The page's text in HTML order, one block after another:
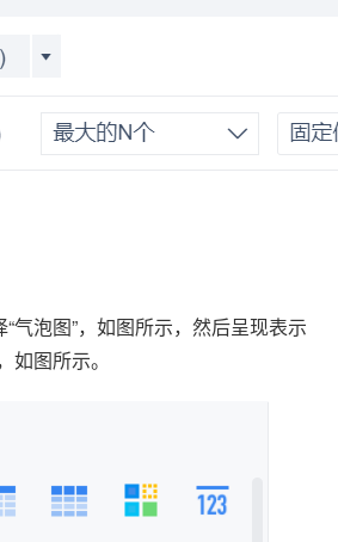
“气泡图”，如图所示，然后呈现表示
图所示。